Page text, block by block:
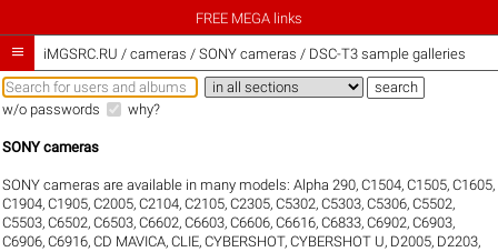
FREE MEGA links
 iMGSRC.RU / cameras / SONY cameras / DSC-T3 sample galleries
w/o passwords why?
SONY cameras
SONY cameras are available in many models:Alpha 290,C1504,C1505,C1605,
C1904,C1905,C2005,C2104,C2105,C2305,C5302,C5303,C5306,C5502,
C5503,C6502,C6503,C6602,C6603,C6606,C6616,C6833,C6902,C6903,
C6906,C6916,CD MAVICA,CLIE,CYBERSHOT,CYBERSHOT U, D2005, D2203,